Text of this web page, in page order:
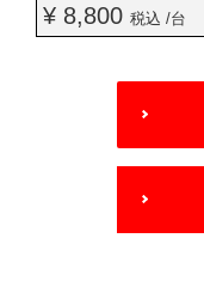
¥ 8,800 税込 /台
OPTIONS